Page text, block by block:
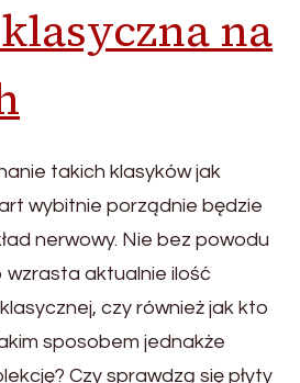
na
takich klasyków jak
wybitnie porządnie będzie
nerwowy. Nie bez powodu
aktualnie ilość
czy również jak kto
sposobem jednakże
Czy sprawdzą się płyty